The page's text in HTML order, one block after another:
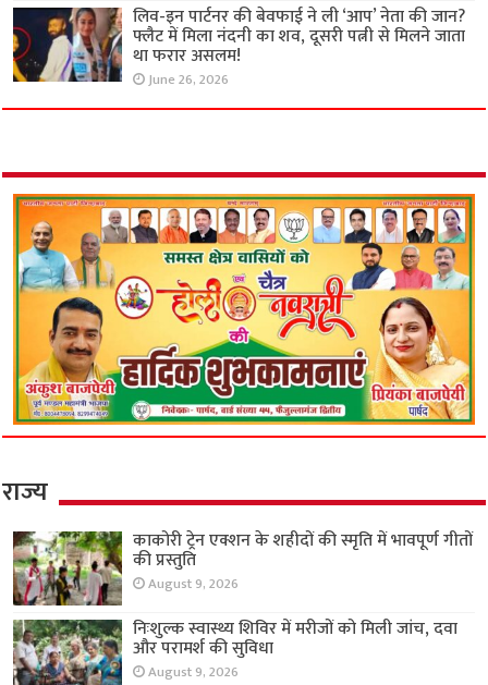
लिव-इन पार्टनर की बेवफाई ने ली ‘आप’ नेता की जान?
फ्लैट में मिला नंदनी का शव, दूसरी पत्नी से मिलने जाता
था फरार असलम!
June 26, 2026
राज्य
काकोरी ट्रेन एक्शन के शहीदों की स्मृति में भावपूर्ण गीतों
की प्रस्तुति
August 9, 2026
निःशुल्क स्वास्थ्य शिविर में मरीजों को मिली जांच, दवा
और परामर्श की सुविधा
August 9, 2026